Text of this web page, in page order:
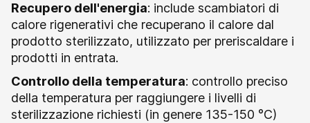
Recupero dell'energia: include scambiatori di
calore rigenerativi che recuperano il calore dal
prodotto sterilizzato, utilizzato per preriscaldare i
prodotti in entrata.
Controllo della temperatura: controllo preciso
della temperatura per raggiungere i livelli di
sterilizzazione richiesti (in genere 135-150 °C)